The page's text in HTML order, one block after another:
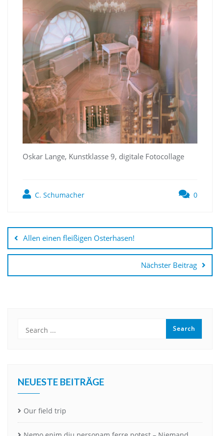
Oskar Lange, Kunstklasse 9, digitale Fotocollage
C. Schumacher 0
Allen einen fleißigen Osterhasen!
Nächster Beitrag
NEUESTE BEITRÄGE
Our field trip